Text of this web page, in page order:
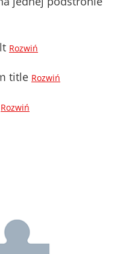
Rozwiń
title Rozwiń
Rozwiń